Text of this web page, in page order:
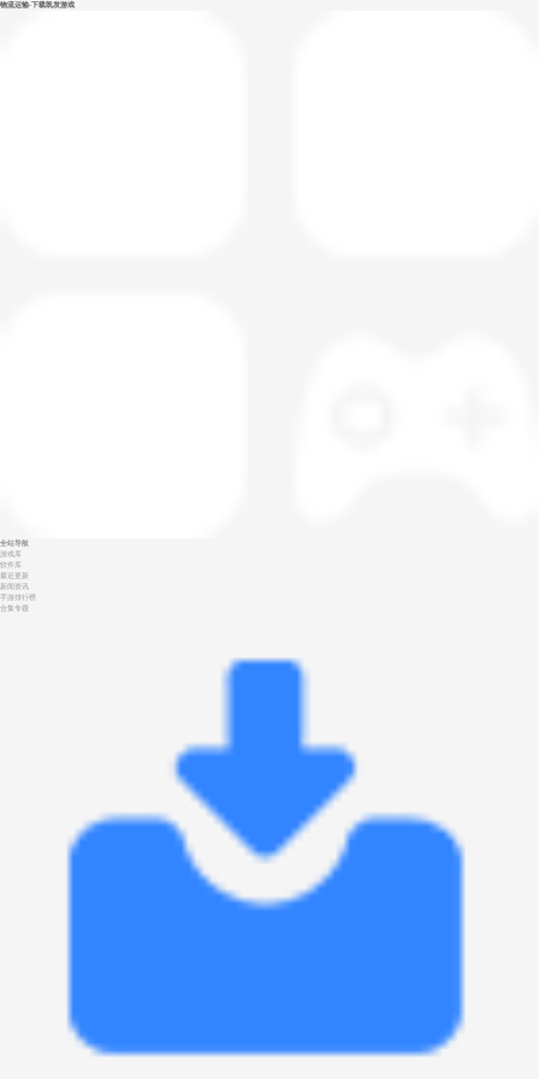
物流运输-下载凯发游戏
全站导航
游戏库
软件库
最近更新
新闻资讯
手游排行榜
合集专题